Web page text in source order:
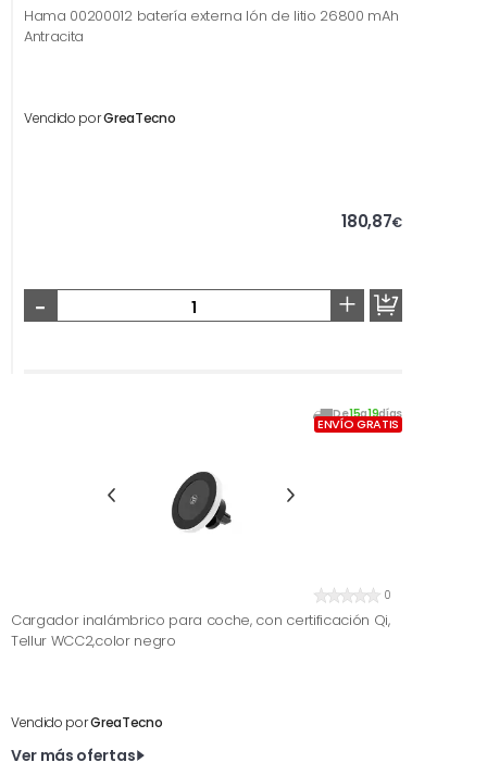
Hama 00200012 batería externa Ión de litio 26800 mAh
Antracita
Vendido porGreaTecno
180,87€
- +
De15a19días
ENVÍO GRATIS
0
Cargador inalámbrico para coche, con certificación Qi,
Tellur WCC2,color negro
Vendido porGreaTecno
Ver más ofertas